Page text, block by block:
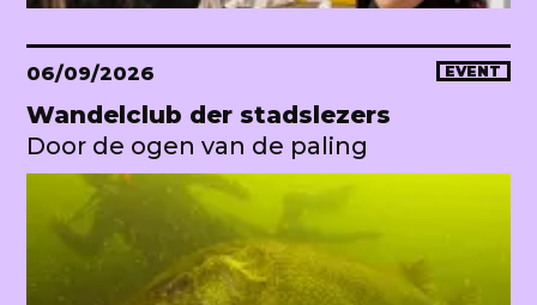
06/09/2026 EVENT
Wandelclub der stadslezers
Door de ogen van de paling